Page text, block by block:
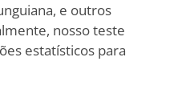
e outros
nosso teste
estatísticos para